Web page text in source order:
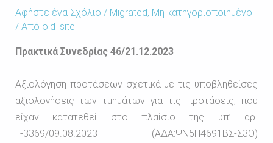
Αφήστε ένα Σχόλιο / Migrated, Μη κατηγοριοποιημένο
/ Από old_site
Πρακτικά Συνεδρίας 46/21.12.2023
Αξιολόγηση προτάσεων σχετικά με τις υποβληθείσες
αξιολογήσεις των τμημάτων για τις προτάσεις, που
είχαν κατατεθεί στο πλαίσιο της υπ’ αρ.
Γ-3369/09.08.2023 (ΑΔΑ:ΨΝ5Η4691ΒΣ-Σ3Θ)